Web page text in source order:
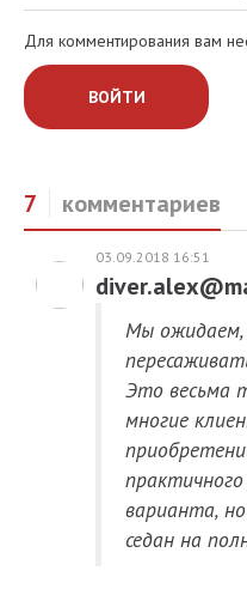
Для комментирования вам
ВОЙТИ
7 комментариев
03.09.2018 16:51
Мы
Это весьма
многие
практичного
варианта,
седан на